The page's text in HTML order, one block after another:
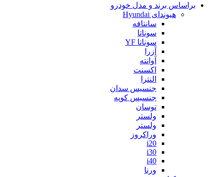
براساس برند و مدل خودرو
هیوندای Hyundai
سانتافه
سوناتا
سوناتا YF
آزرا
آوانته
اکسنت
النترا
جنسیس سدان
جنسیس کوپه
توسان
ولستر
ولستر
وراکروز
i20
i30
i40
ورنا